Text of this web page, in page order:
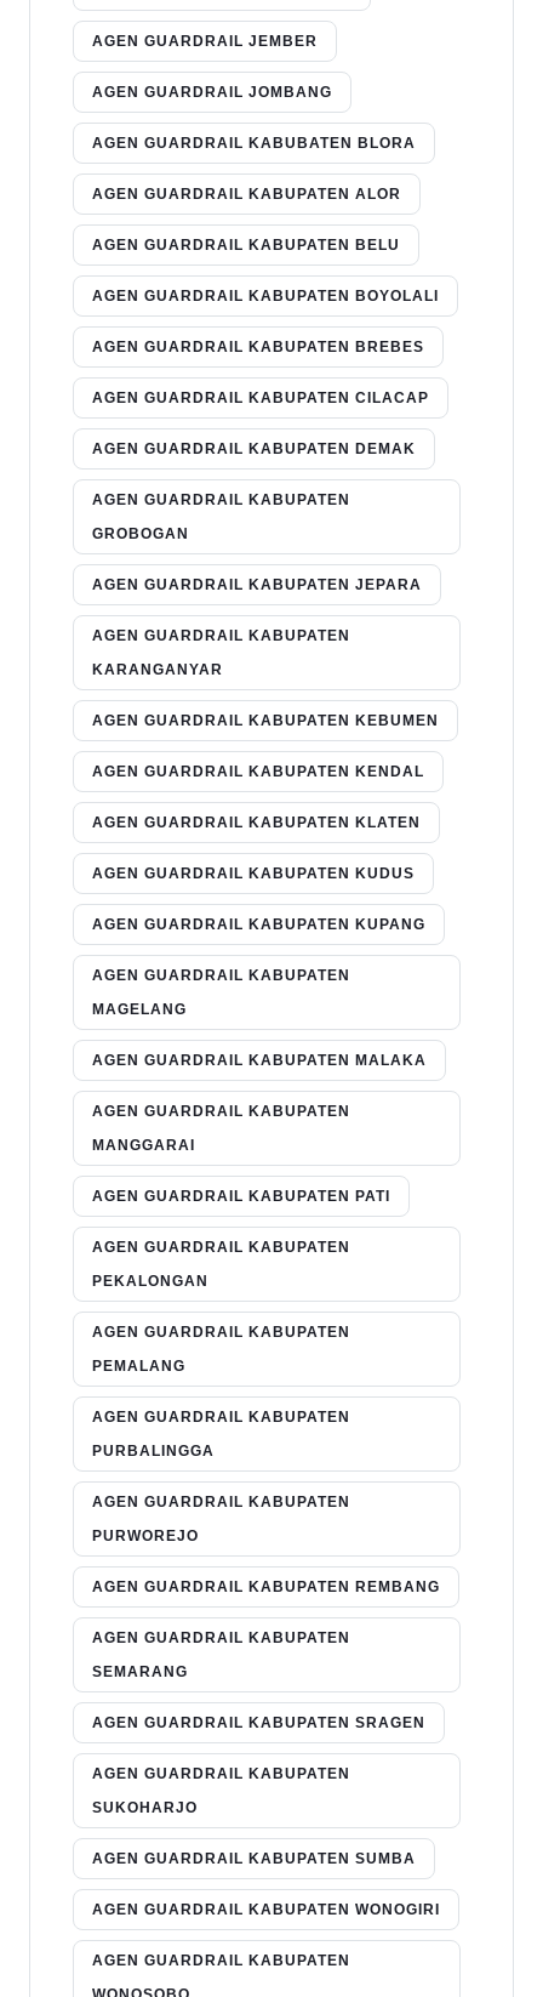
AGEN GUARDRAIL JEMBER
AGEN GUARDRAIL JOMBANG
AGEN GUARDRAIL KABUBATEN BLORA
AGEN GUARDRAIL KABUPATEN ALOR
AGEN GUARDRAIL KABUPATEN BELU
AGEN GUARDRAIL KABUPATEN BOYOLALI
AGEN GUARDRAIL KABUPATEN BREBES
AGEN GUARDRAIL KABUPATEN CILACAP
AGEN GUARDRAIL KABUPATEN DEMAK
AGEN GUARDRAIL KABUPATEN
GROBOGAN
AGEN GUARDRAIL KABUPATEN JEPARA
AGEN GUARDRAIL KABUPATEN
KARANGANYAR
AGEN GUARDRAIL KABUPATEN KEBUMEN
AGEN GUARDRAIL KABUPATEN KENDAL
AGEN GUARDRAIL KABUPATEN KLATEN
AGEN GUARDRAIL KABUPATEN KUDUS
AGEN GUARDRAIL KABUPATEN KUPANG
AGEN GUARDRAIL KABUPATEN
MAGELANG
AGEN GUARDRAIL KABUPATEN MALAKA
AGEN GUARDRAIL KABUPATEN
MANGGARAI
AGEN GUARDRAIL KABUPATEN PATI
AGEN GUARDRAIL KABUPATEN
PEKALONGAN
AGEN GUARDRAIL KABUPATEN
PEMALANG
AGEN GUARDRAIL KABUPATEN
PURBALINGGA
AGEN GUARDRAIL KABUPATEN
PURWOREJO
AGEN GUARDRAIL KABUPATEN REMBANG
AGEN GUARDRAIL KABUPATEN
SEMARANG
AGEN GUARDRAIL KABUPATEN SRAGEN
AGEN GUARDRAIL KABUPATEN
SUKOHARJO
AGEN GUARDRAIL KABUPATEN SUMBA
AGEN GUARDRAIL KABUPATEN WONOGIRI
AGEN GUARDRAIL KABUPATEN